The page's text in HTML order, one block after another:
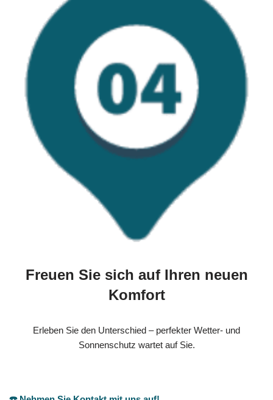
Freuen Sie sich auf Ihren neuen
Komfort
Erleben Sie den Unterschied – perfekter Wetter- und
Sonnenschutz wartet auf Sie.